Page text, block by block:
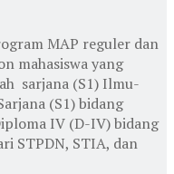
MAP reguler dan
mahasiswa yang
sarjana (S1) Ilmu-
(S1) bidang
IV (D-IV) bidang
STPDN, STIA, dan